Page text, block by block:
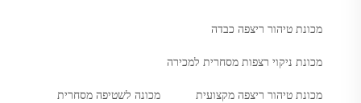
מכונת טיהור ריצפה כבדה
מכונת ניקוי רצפות מסחרית למכירה
מכונת טיהור ריצפה מקצועית מכונה לשטיפה מסחרית